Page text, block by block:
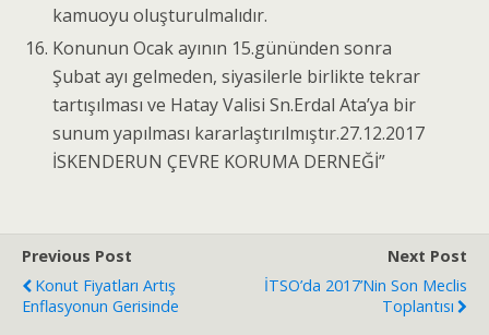
kamuoyu oluşturulmalıdır.
Konunun Ocak ayının 15.gününden sonra
Şubat ayı gelmeden, siyasilerle birlikte tekrar
tartışılması ve Hatay Valisi Sn.Erdal Ata’ya bir
sunum yapılması kararlaştırılmıştır.27.12.2017
İSKENDERUN ÇEVRE KORUMA DERNEĞİ”
Previous Post
Konut Fiyatları Artış
Enflasyonun Gerisinde
Next Post
İTSO’da 2017’nin Son Meclis
Toplantısı